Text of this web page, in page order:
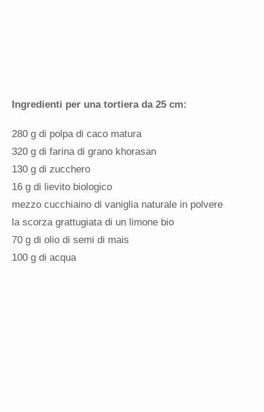
Ingredienti per una tortiera da 25 cm:
280 g di polpa di caco matura
320 g di farina di grano khorasan
130 g di zucchero
16 g di lievito biologico
mezzo cucchiaino di vaniglia naturale in polvere
la scorza grattugiata di un limone bio
70 g di olio di semi di mais
100 g di acqua